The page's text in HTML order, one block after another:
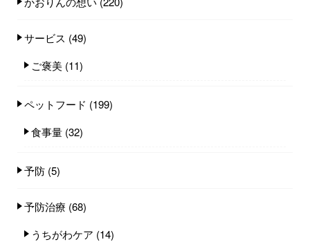
サービス (49)
ご褒美 (11)
ペットフード (199)
食事量 (32)
予防 (5)
予防治療 (68)
うちがわケア (14)